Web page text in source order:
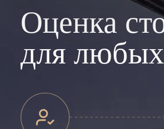
Оценка
для